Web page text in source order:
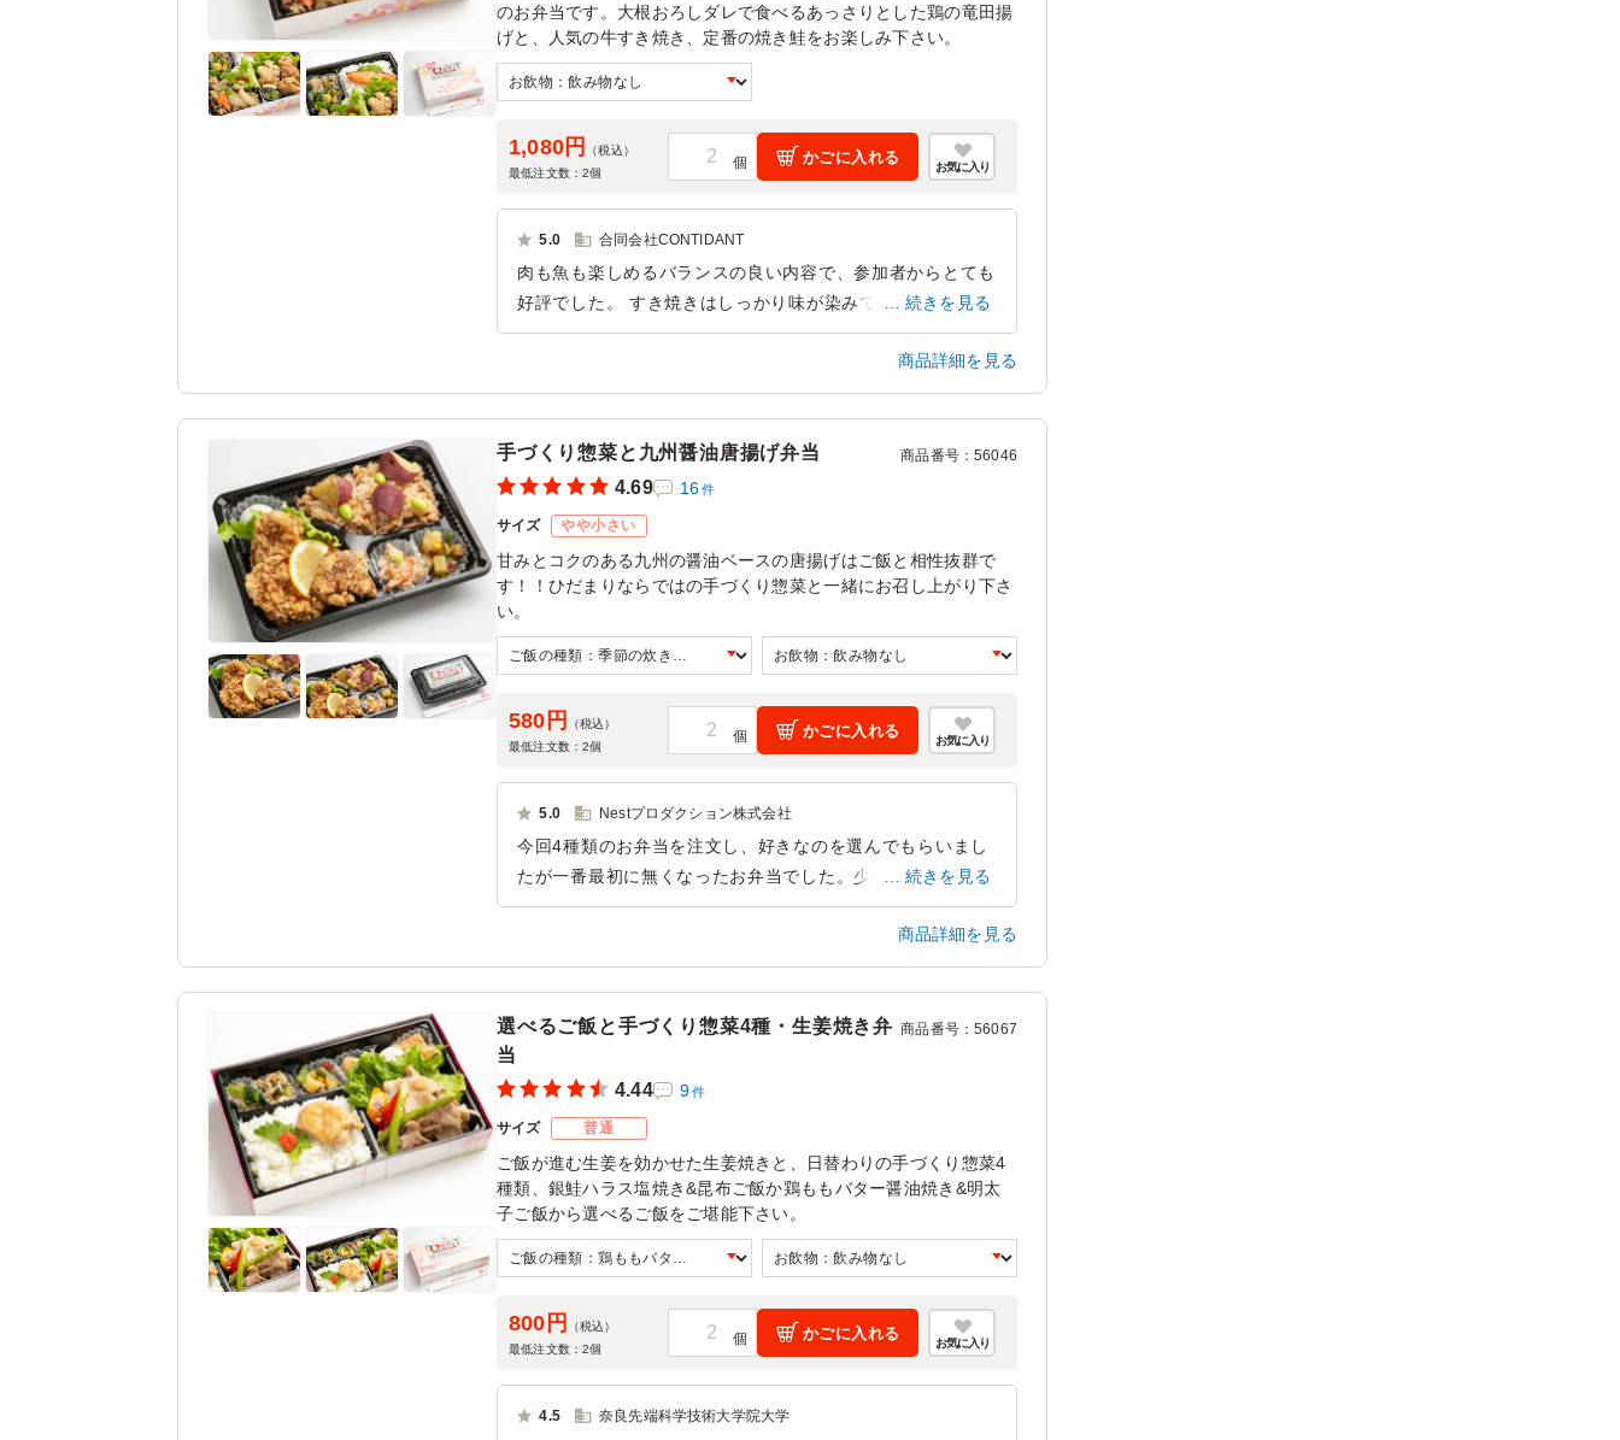
のお弁当です。大根おろしダレで食べるあっさりとした鶏の竜田揚
げと、人気の牛すき焼き、定番の焼き鮭をお楽しみ下さい。
1,080円
（税込）
最低注文数：2個
かごに入れる
お気に入り
5.0 合同会社CONTIDANT
肉も魚も楽しめるバランスの良い内容で、参加者からとても
好評でした。 すき焼きはしっかり味が染みており、ご飯と
の相性が抜群。鮭ハラスは脂が乗っていて美味しく、竜田揚
げも冷めても柔らかく食べ応えがありました。副菜も彩りが
よく、最後まで飽きずにいただけます。 参加者からは「こ
の食事込みでこのセミナー代で大丈夫なんですか？」と心配
されるほど満足度が高く、20代から50代まで幅広い年代の
参加者全員に好評でした。ボリュームもしっかりあり、女性
の中には食べきれない方もいたほどです。
兵庫県神戸市中央区東町2026/06/27
続きを見る
商品詳細を見る
手づくり惣菜と九州醤油唐揚げ弁当 商品番号：56046
4.69 16件
サイズ やや小さい
甘みとコクのある九州の醤油ベースの唐揚げはご飯と相性抜群で
す！！ひだまりならではの手づくり惣菜と一緒にお召し上がり下さ
い。
580円
（税込）
最低注文数：2個
かごに入れる
お気に入り
5.0 Nestプロダクション株式会社
今回4種類のお弁当を注文し、好きなのを選んでもらいまし
たが一番最初に無くなったお弁当でした。少し量が少なめと
の事でしたが唐揚げのボリュームがあった為、物足りなさは
なかったです。見るからに美味しそうなお弁当でした。
兵庫県神戸市中央区新港町2024/09/19
続きを見る
商品詳細を見る
選べるご飯と手づくり惣菜4種・生姜焼き弁
当
商品番号：56067
4.44 9件
サイズ 普通
ご飯が進む生姜を効かせた生姜焼きと、日替わりの手づくり惣菜4
種類、銀鮭ハラス塩焼き&昆布ご飯か鶏ももバター醤油焼き&明太
子ご飯から選べるご飯をご堪能下さい。
800円
（税込）
最低注文数：2個
かごに入れる
お気に入り
4.5 奈良先端科学技術大学院大学